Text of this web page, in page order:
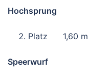
Hochsprung
Platz 1,60 m
Speerwurf